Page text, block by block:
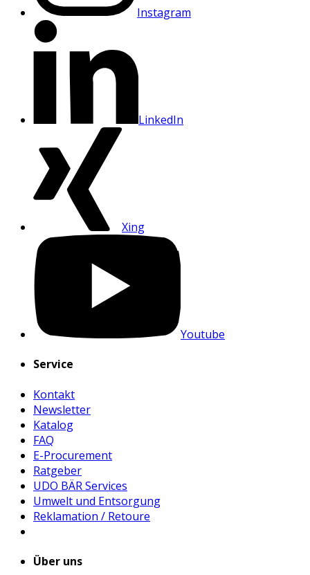
Instagram
LinkedIn
Xing
Youtube
Service
Kontakt
Newsletter
Katalog
FAQ
E-Procurement
Ratgeber
UDO BÄR Services
Umwelt und Entsorgung
Reklamation / Retoure
Über uns